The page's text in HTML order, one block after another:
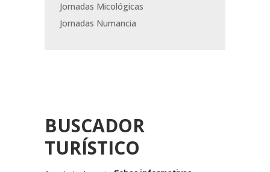
Jornadas Micológicas
Jornadas Numancia
BUSCADOR
TURÍSTICO